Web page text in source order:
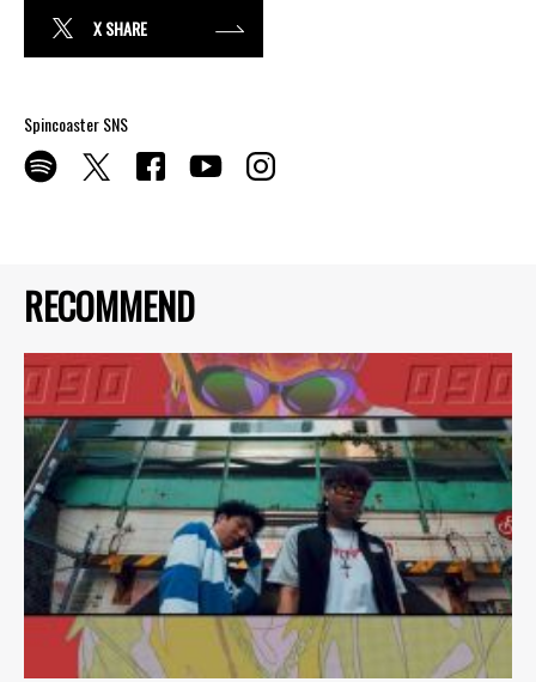
RECOMMEND
X SHARE
Spincoaster SNS